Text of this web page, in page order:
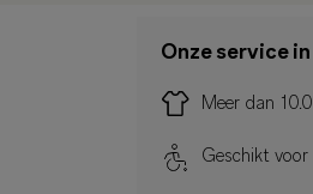
Onze service
Meer dan
Geschikt voor